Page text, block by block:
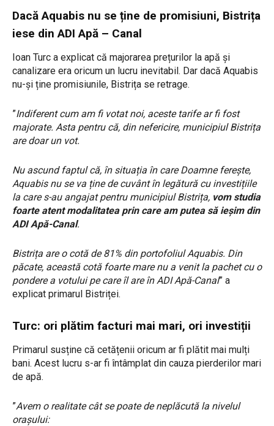
Dacă Aquabis nu se ține de promisiuni, Bistrița
iese din ADI Apă – Canal
Ioan Turc a explicat că majorarea prețurilor la apă și
canalizare era oricum un lucru inevitabil. Dar dacă Aquabis
nu-și ține promisiunile, Bistrița se retrage.
”Indiferent cum am fi votat noi, aceste tarife ar fi fost
majorate. Asta pentru că, din nefericire, municipiul Bistrița
are doar un vot.
Nu ascund faptul că, în situația în care Doamne ferește,
Aquabis nu se va ține de cuvânt în legătură cu investițiile
la care s-au angajat pentru municipiul Bistrița, vom studia
foarte atent modalitatea prin care am putea să ieșim din
ADI Apă-Canal.
Bistrița are o cotă de 81% din portofoliul Aquabis. Din
păcate, această cotă foarte mare nu a venit la pachet cu o
pondere a votului pe care îl are în ADI Apă-Canal” a
explicat primarul Bistriței.
Turc: ori plătim facturi mai mari, ori investiții
Primarul susține că cetățenii oricum ar fi plătit mai mulți
bani. Acest lucru s-ar fi întâmplat din cauza pierderilor mari
de apă.
”Avem o realitate cât se poate de neplăcută la nivelul
orașului: